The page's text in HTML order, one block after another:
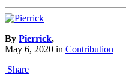
By Pierrick,
May 6, 2020 in Contribution
Share